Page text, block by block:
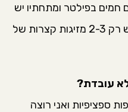
בפילטר ומתחתיו יש
קרח. יש הרבה פחות קפאין כי יש רק 2-3 מזיגות קצרות של
עובדת?
ספציפיות ואני רוצה